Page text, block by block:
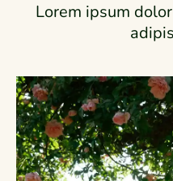
Lorem ipsum